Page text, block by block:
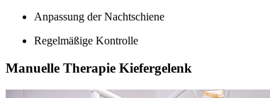
Anpassung der Nachtschiene
Regelmäßige Kontrolle
Manuelle Therapie Kiefergelenk